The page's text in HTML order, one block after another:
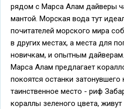
рядом с Марса Алам дайверы
мантой. Морская вода тут
почитателей морского мира
в других местах, а места для
новичкам, и опытным
Марса Алам предлагает
покоятся останки затонувшего
таинственное место - риф
кораллы зеленого цвета,